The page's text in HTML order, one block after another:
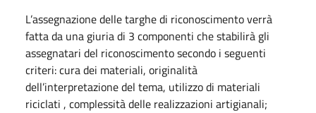
L’assegnazione delle targhe di riconoscimento verrà
fatta da una giuria di 3 componenti che stabilirà gli
assegnatari del riconoscimento secondo i seguenti
criteri: cura dei materiali, originalità
dell’interpretazione del tema, utilizzo di materiali
riciclati , complessità delle realizzazioni artigianali;